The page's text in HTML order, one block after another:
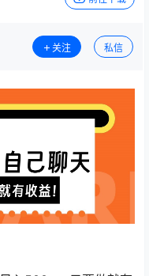
关注 私信